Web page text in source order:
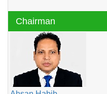
Chairman